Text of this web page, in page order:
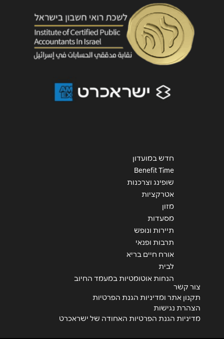
שליחה
חדש במועדון
Benefit Time
שופינג וצרכנות
אטרקציות
מזון
מסעדות
תיירות ונופש
תרבות ופנאי
אורח חיים בריא
לבית
הנחות אוטומטיות במעמד החיוב
צור קשר
תקנון אתר ומדיניות הגנת הפרטיות
הצהרת נגישות
מדיניות הגנת הפרטיות האחודה של ישראכרט